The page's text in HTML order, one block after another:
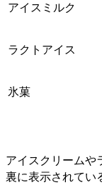
アイスミルク
ラクトアイス
氷菓
アイスクリームや
裏に表示されてい